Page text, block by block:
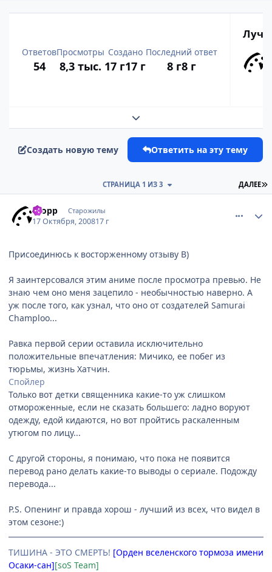
Ответов
54
Просмотры
8,3 тыс.
Создано
17 г17 г
Последний ответ
8 г8 г
Развернуть обзор темы
Создать новую тему Ответить на эту тему
ДАЛЕЕ
СТРАНИЦА 1 ИЗ 3
Propp Старожилы
17 Октября, 200817 г
Присоединюсь к восторженному отзыву B)
Я заинтерсовался этим аниме после просмотра превью. Не
знаю чем оно меня зацепило - необычностью наверно. А
уж после того, как узнал, что оно от создателей Samurai
Champloo...
Равка первой серии оставила исключительно
положительные впечатления: Мичико, ее побег из
тюрьмы, жизнь Хатчин.
Спойлер
Только вот детки священника какие-то уж слишком
отмороженные, если не сказать большего: ладно воруют
одежду, едой кидаются, но вот пройтись раскаленным
утюгом по лицу...
С другой стороны, я понимаю, что пока не появится
перевод рано делать какие-то выводы о сериале. Подожду
перевода...
P.S. Опенинг и правда хорош - лучший из всех, что видел в
этом сезоне:)
ТИШИНА - ЭТО СМЕРТЬ! [Орден вселенского тормоза имени
Осаки-сан][soS Team]